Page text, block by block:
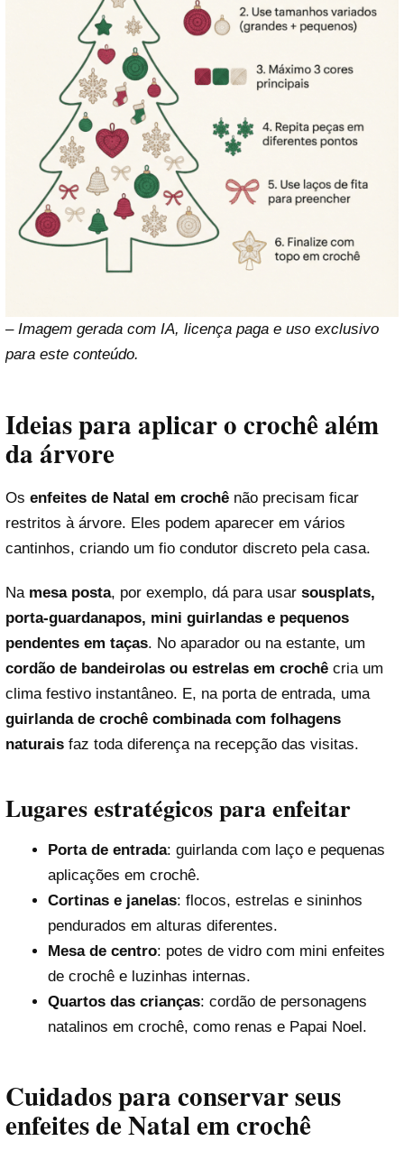
– Imagem gerada com IA, licença paga e uso exclusivo
para este conteúdo.
Ideias para aplicar o crochê além
da árvore
Os enfeites de Natal em crochê não precisam ficar
restritos à árvore. Eles podem aparecer em vários
cantinhos, criando um fio condutor discreto pela casa.
Na mesa posta, por exemplo, dá para usar sousplats,
porta-guardanapos, mini guirlandas e pequenos
pendentes em taças. No aparador ou na estante, um
cordão de bandeirolas ou estrelas em crochê cria um
clima festivo instantâneo. E, na porta de entrada, uma
guirlanda de crochê combinada com folhagens
naturais faz toda diferença na recepção das visitas.
Lugares estratégicos para enfeitar
Porta de entrada: guirlanda com laço e pequenas
aplicações em crochê.
Cortinas e janelas: flocos, estrelas e sininhos
pendurados em alturas diferentes.
Mesa de centro: potes de vidro com mini enfeites
de crochê e luzinhas internas.
Quartos das crianças: cordão de personagens
natalinos em crochê, como renas e Papai Noel.
Cuidados para conservar seus
enfeites de Natal em crochê